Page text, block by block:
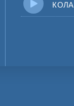
КОЛА -